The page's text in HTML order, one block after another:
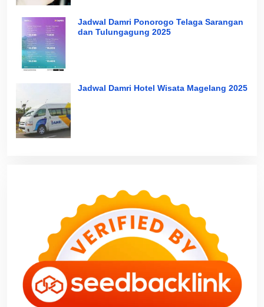
Jadwal Damri Ponorogo Telaga Sarangan
dan Tulungagung 2025
Jadwal Damri Hotel Wisata Magelang 2025